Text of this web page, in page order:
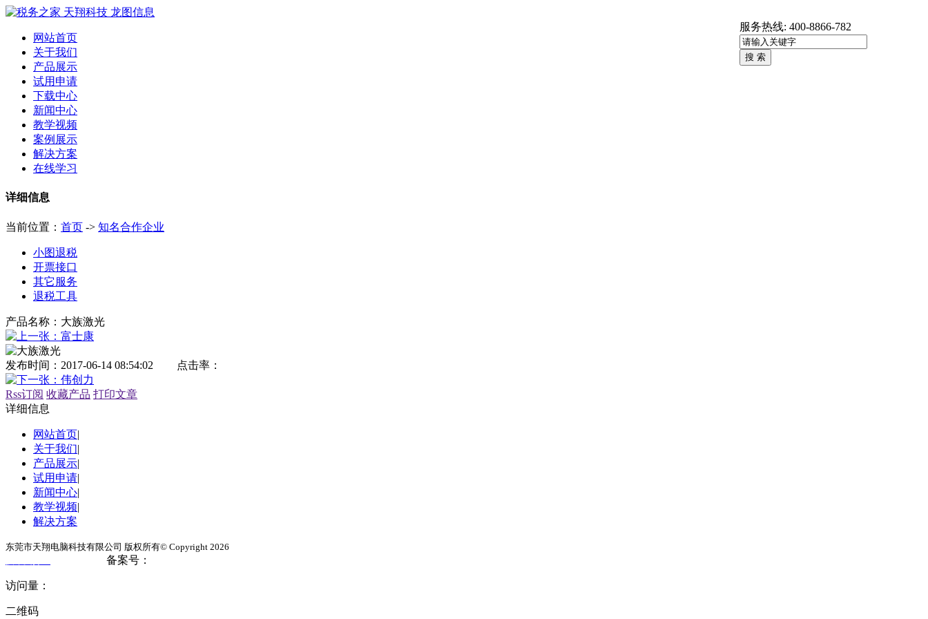
服务热线: 400-8866-782 ​
网站首页
关于我们
产品展示
试用申请
下载中心
新闻中心
教学视频
案例展示
解决方案
在线学习
详细信息
当前位置： 首页 -> 知名合作企业
小图退税
开票接口
其它服务
退税工具
产品名称： 大族激光
发布时间：2017-06-14 08:54:02 点击率：
Rss订阅 收藏产品 打印文章
详细信息
网站首页|
关于我们|
产品展示|
试用申请|
新闻中心|
教学视频|
解决方案
东莞市天翔电脑科技有限公司 版权所有© Copyright 2026
备案号：
访问量：
二维码